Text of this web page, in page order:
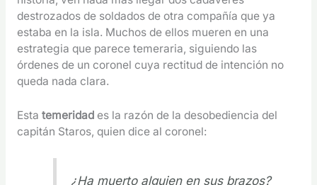
destrozados de soldados de otra compañía que ya
estaba en la isla. Muchos de ellos mueren en una
estrategia que parece temeraria, siguiendo las
órdenes de un coronel cuya rectitud de intención no
queda nada clara.
Esta temeridades la razón de la desobediencia del
capitán Staros, quien dice al coronel:
¿Ha muerto alguien en sus brazos?